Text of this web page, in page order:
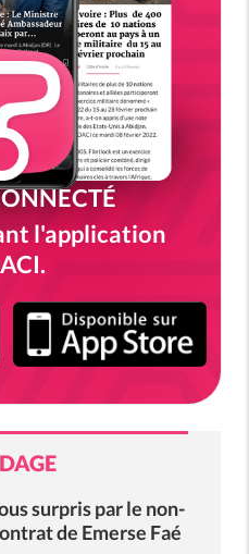
l'application
surpris par le non-
de Emerse Faé